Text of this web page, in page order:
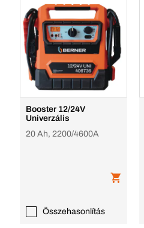
Booster 12/24V
Univerzális
20 Ah, 2200/4600A
Összehasonlítás